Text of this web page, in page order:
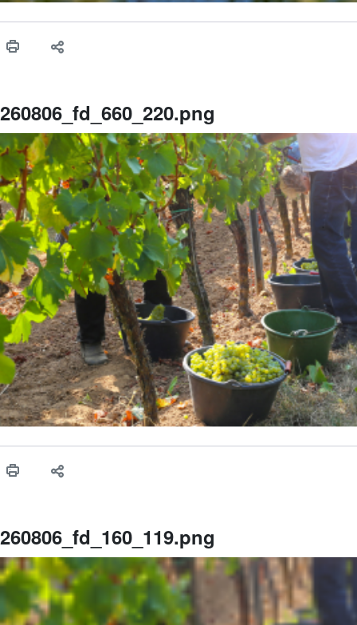
260806_fd_660_220.png
260806_fd_160_119.png